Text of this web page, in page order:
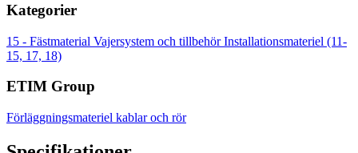
Kategorier
15 - Fästmaterial Vajersystem och tillbehörInstallationsmateriel (11-
15, 17, 18)
ETIM Group
Förläggningsmateriel kablar och rör